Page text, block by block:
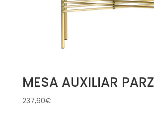
MESA AUXILIAR PARZ
237,60€